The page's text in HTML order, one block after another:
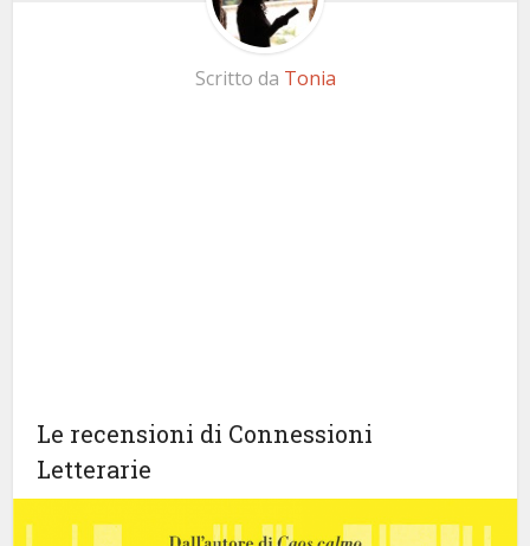
Scritto da Tonia
Le recensioni di Connessioni
Letterarie